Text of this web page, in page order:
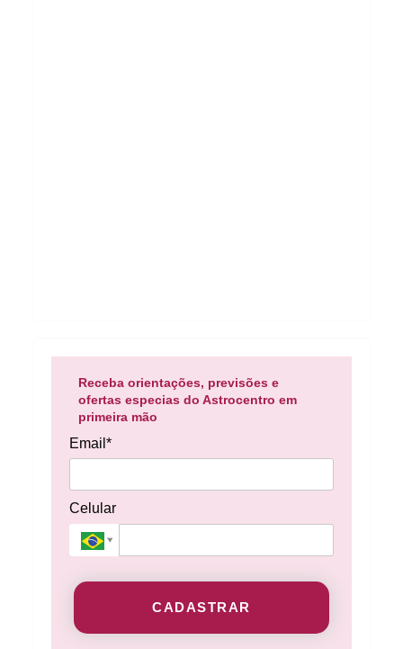
Receba orientações, previsões e
ofertas especias do Astrocentro em
primeira mão
Email*
Celular
CADASTRAR